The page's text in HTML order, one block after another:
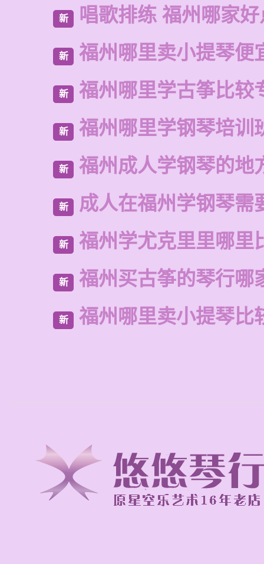
新 唱歌排练 福州哪家好
新 福州哪里卖小提琴便
新 福州哪里学古筝比较
新 福州哪里学钢琴培训
新 福州成人学钢琴的地
新 成人在福州学钢琴需
新 福州学尤克里里哪里
新 福州买古筝的琴行哪
新 福州哪里卖小提琴比